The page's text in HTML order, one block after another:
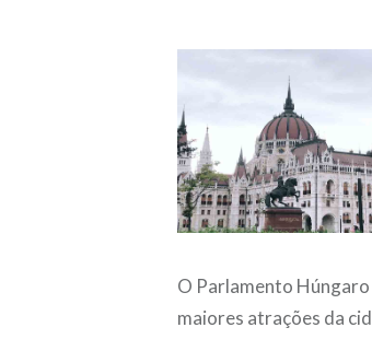
O Parlamento Húngaro
maiores atrações da